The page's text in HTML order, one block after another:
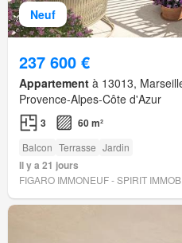
Neuf
237 600 €
Appartement à 13013,
Provence-Alpes-Côte d'Azur
3 60 m²
Balcon Terrasse Jardin
Il y a 21 jours
FIGARO IMMONEUF - SPIRIT